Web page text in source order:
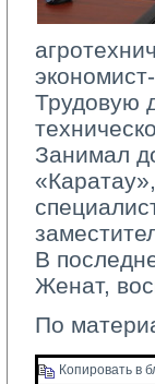
Трудовую
Занимал
В
Женат,
По
Копировать в